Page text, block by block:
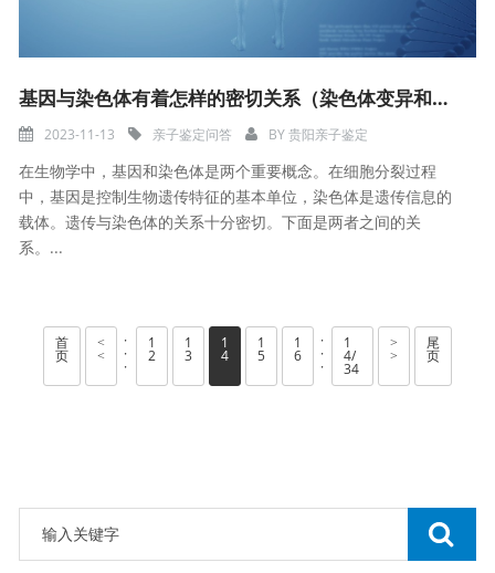
基因与染色体有着怎样的密切关系（染色体变异和基因突变）
2023-11-13 亲子鉴定问答 BY贵阳亲子鉴定
在生物学中，基因和染色体是两个重要概念。在细胞分裂过程
中，基因是控制生物遗传特征的基本单位，染色体是遗传信息的
载体。遗传与染色体的关系十分密切。下面是两者之间的关
系。...
首
页
<
<
·
·
·
1
2
1
3
1
4
1
5
1
6
·
·
·
1
4/
34
>
>
尾
页